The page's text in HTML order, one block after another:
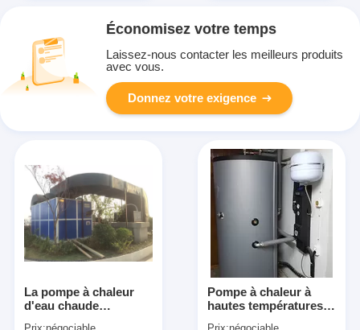
Économisez votre temps
Laissez-nous contacter les meilleurs produits
avec vous.
Donnez votre exigence
La pompe à chaleur
d'eau chaude
Pompe à chaleur à
hautes températures